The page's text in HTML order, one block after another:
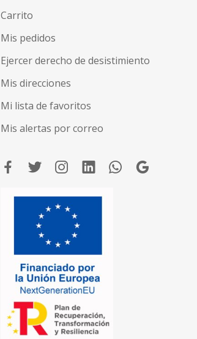
Carrito
Mis pedidos
Ejercer derecho de desistimiento
Mis direcciones
Mi lista de favoritos
Mis alertas por correo